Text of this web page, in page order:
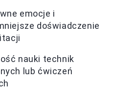
emocje i
doświadczenie
nauki technik
lub ćwiczeń